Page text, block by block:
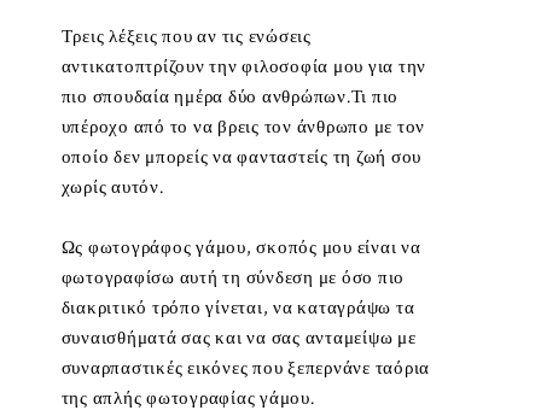
Τρεις λέξεις που αν τις ενώσεις
αντικατοπτρίζουν την φιλοσοφία μου για την
πιο σπουδαία ημέρα δύο ανθρώπων.Τι πιο
υπέροχο από το να βρεις τον άνθρωπο με τον
οποίο δεν μπορείς να φανταστείς τη ζωή σου
χωρίς αυτόν.
Ως φωτογράφος γάμου, σκοπός μου είναι να
φωτογραφίσω αυτή τη σύνδεση με όσο πιο
διακριτικό τρόπο γίνεται, να καταγράψω τα
συναισθήματά σας και να σας ανταμείψω με
συναρπαστικές εικόνες που ξεπερνάνε ταόρια
της απλής φωτογραφίας γάμου.